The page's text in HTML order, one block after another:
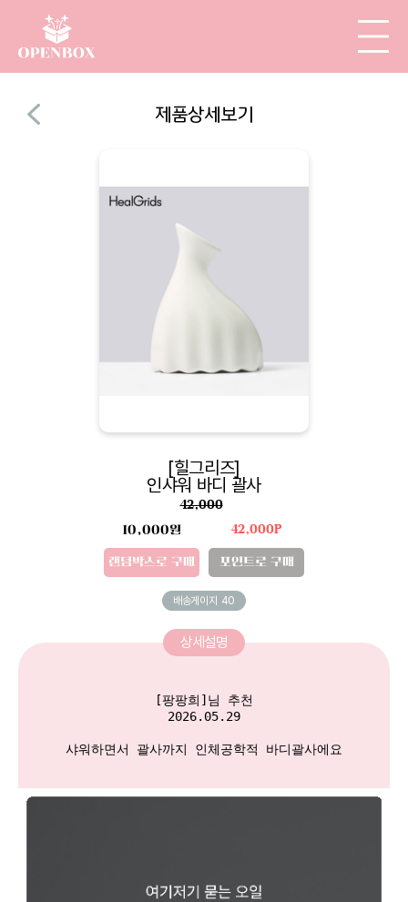
제품상세보기
[힐그리즈]
인샤워 바디 괄사
42,000
10,000원
랜덤박스로 구매
42,000P
포인트로 구매
배송게이지 40
상세설명
[팡팡희]님 추천
2026.05.29
샤워하면서 괄사까지 인체공학적 바디괄사에요